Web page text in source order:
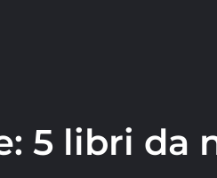
5 libri da